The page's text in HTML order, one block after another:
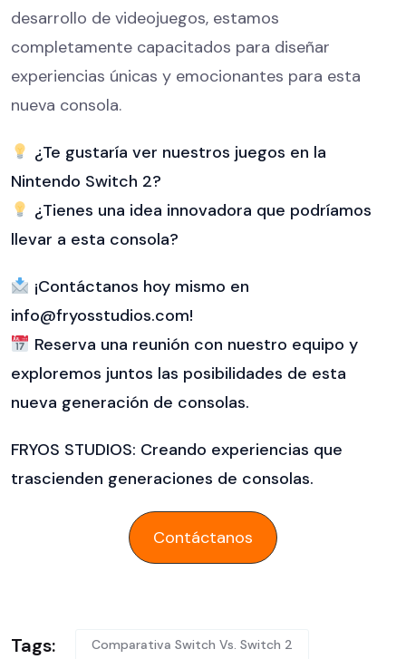
desarrollo de videojuegos, estamos
completamente capacitados para diseñar
experiencias únicas y emocionantes para esta
nueva consola.
¿Te gustaría ver nuestros juegos en la
Nintendo Switch 2?
¿Tienes una idea innovadora que podríamos
llevar a esta consola?
¡Contáctanos hoy mismo en
info@fryosstudios.com!
Reserva una reunión con nuestro equipo y
exploremos juntos las posibilidades de esta
nueva generación de consolas.
FRYOS STUDIOS: Creando experiencias que
trascienden generaciones de consolas.
Contáctanos
Tags: Comparativa Switch Vs. Switch 2